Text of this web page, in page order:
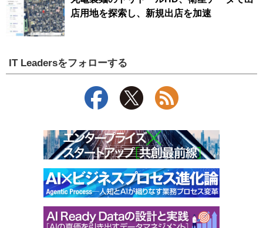
店用地を探索し、新規出店を加速
IT Leadersをフォローする